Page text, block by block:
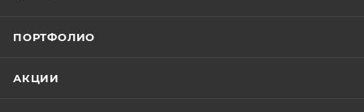
ПОРТФОЛИО
АКЦИИ